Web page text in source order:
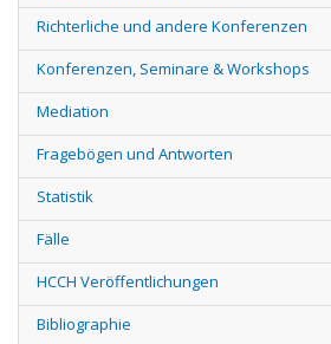
Richterliche und andere Konferenzen
Konferenzen, Seminare & Workshops
Mediation
Fragebögen und Antworten
Statistik
Fälle
HCCH Veröffentlichungen
Bibliographie